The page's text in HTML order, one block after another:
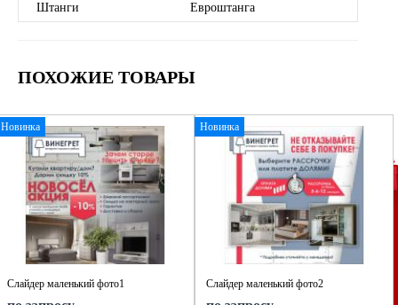
Штанги Евроштанга
ПОХОЖИЕ ТОВАРЫ
Новинка
Слайдер маленький фото1
Новинка
Слайдер маленький фото2